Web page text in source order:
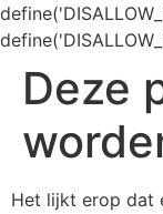
Deze
Het lijkt erop dat